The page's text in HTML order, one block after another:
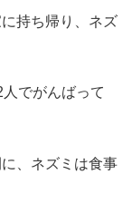
持ち帰り、ネズ
でがんばって
、ネズミは食事